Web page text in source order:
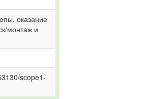
оказание
монтаж и
scope1-